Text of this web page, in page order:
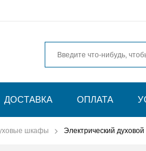
ДОСТАВКА ОПЛАТА
шкафы Электрический